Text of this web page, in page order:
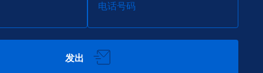
电话号码
发出